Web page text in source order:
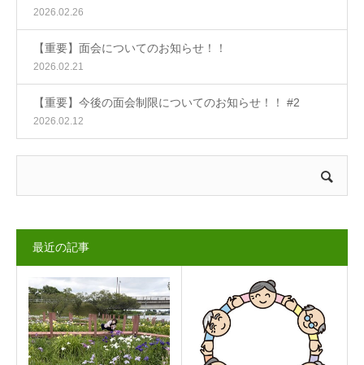
2026.02.26
【重要】面会についてのお知らせ！！
2026.02.21
【重要】今後の面会制限についてのお知らせ！！ #2
2026.02.12
最近の記事